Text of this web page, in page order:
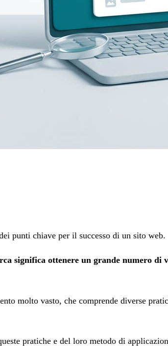
punti chiave per il successo di un sito web.
significa ottenere un grande numero di
molto vasto, che comprende diverse
pratiche e del loro metodo di